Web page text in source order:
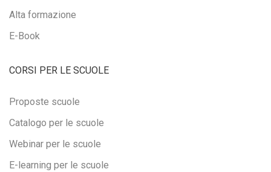
Alta formazione
E-Book
CORSI PER LE SCUOLE
Proposte scuole
Catalogo per le scuole
Webinar per le scuole
E-learning per le scuole